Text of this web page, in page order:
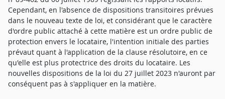
Cependant, en l'absence de dispositions transitoires prévues
dans le nouveau texte de loi, et considérant que le caractère
d'ordre public attaché à cette matière est un ordre public de
protection envers le locataire, l'intention initiale des parties
prévaut quant à l'application de la clause résolutoire, en ce
qu'elle est plus protectrice des droits du locataire. Les
nouvelles dispositions de la loi du 27 juillet 2023 n'auront par
conséquent pas à s'appliquer en la matière.